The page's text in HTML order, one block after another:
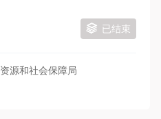
已结束
源和社会保障局